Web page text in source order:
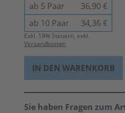
ab 5 Paar
36,90 €
ab 10 Paar
34,36 €
Exkl. 19% Steuern, exkl.
Versandkosten
IN DEN WARENKORB
Sie haben Fragen zum